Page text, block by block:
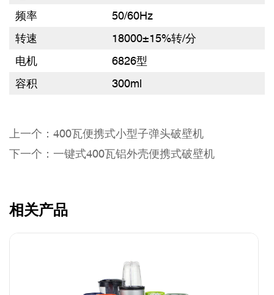
频率
50/60Hz
转速
18000±15%转/分
电机
6826型
容积
300ml
上一个：400瓦便携式小型子弹头破壁机
下一个：一键式400瓦铝外壳便携式破壁机
相关产品